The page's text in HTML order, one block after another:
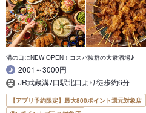
溝の口にNEW OPEN！コスパ抜群の大衆酒場♪
2001～3000円
JR武蔵溝ﾉ口駅北口より徒歩約6分
【アプリ予約限定】最大800ポイント還元対象店